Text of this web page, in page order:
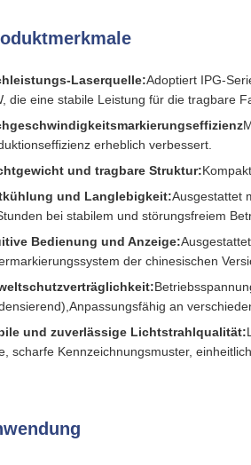
Laserquelle:Adoptiert IPG-
die eine stabile Leistung für die tragbare
erheblich verbessert.
und tragbare Struktur:
und Langlebigkeit:Ausgestattet
bei stabilem und störungsfreiem
Bedienung und Anzeige:
der chinesischen
an
und zuverlässige Lichtstrahlqualität:
scharfe Kennzeichnungsmuster,